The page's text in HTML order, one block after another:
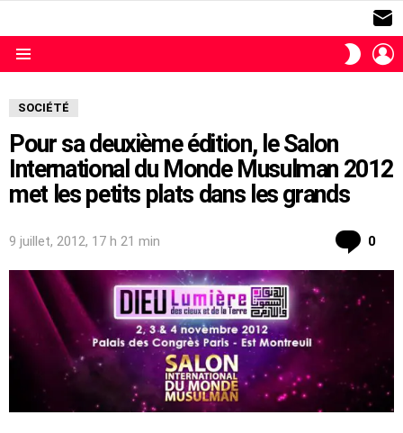
SKIN
SOCIÉTÉ
Pour sa deuxième édition, le Salon
International du Monde Musulman 2012
met les petits plats dans les grands
9 juillet, 2012, 17 h 21 min 0